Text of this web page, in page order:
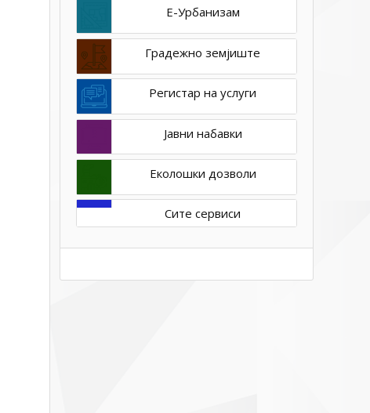
Е-Урбанизам
Градежно земјиште
Регистар на услуги
Јавни набавки
Еколошки дозволи
Сите сервиси